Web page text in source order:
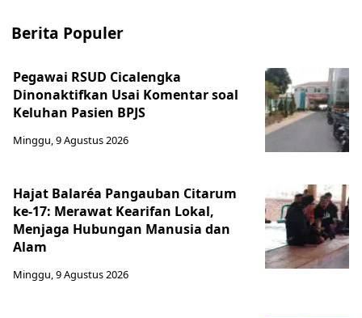
Berita Populer
Pegawai RSUD Cicalengka
Dinonaktifkan Usai Komentar soal
Keluhan Pasien BPJS
Minggu, 9 Agustus 2026
Hajat Balaréa Pangauban Citarum
ke-17: Merawat Kearifan Lokal,
Menjaga Hubungan Manusia dan
Alam
Minggu, 9 Agustus 2026